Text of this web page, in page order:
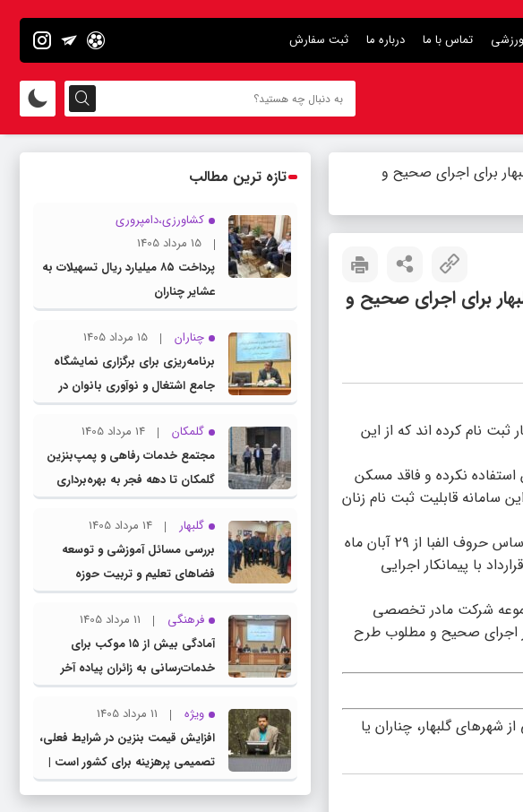
ورزشی تماس با ما درباره ما ثبت سفارش
برای اجرای صحیح و
برای اجرای صحیح و
شهر جدید گلبهار ثبت نام کرده اند که از این
نکرده و فاقد مسکن
این سامانه قابلیت ثبت نام زنان
وی با اشاره به اینکه مراجعه حضوری متقاضیان جهت تکمیل فرایند ثبت نام طرح نهضت ملی مسکن در گلبهار بر اساس حروف الفبا از ۲۹ آبان ماه
با پیمانکار اجرایی
شرکت مادر تخصصی
اجرای صحیح و مطلوب طرح
گلبهار، چناران یا
تازه ترین مطالب
کشاورزی،دامپروری
15 مرداد 1405
پرداخت ۸۵ میلیارد ریال تسهیلات به
عشایر چناران
چناران
15 مرداد 1405
برنامه‌ریزی برای برگزاری نمایشگاه
جامع اشتغال و نوآوری بانوان در
چناران
گلمکان
14 مرداد 1405
مجتمع خدمات رفاهی و پمپ‌بنزین
گلمکان تا دهه فجر به بهره‌برداری
می‌رسد
گلبهار
14 مرداد 1405
بررسی مسائل آموزشی و توسعه
فضاهای تعلیم و تربیت حوزه
انتخابیه در نشست مشترک عضو
کمیسیون آموزش مجلس با مدیرکل
آموزش و پرورش خراسان رضوی
فرهنگی
11 مرداد 1405
آمادگی بیش از ۱۵ موکب برای
خدمات‌رسانی به زائران پیاده آخر
صفر در شهرستان چناران
ویژه
11 مرداد 1405
افزایش قیمت بنزین در شرایط فعلی،
تصمیمی پرهزینه برای کشور است |
دولت، قاچاق سوخت و عوامل اصلی